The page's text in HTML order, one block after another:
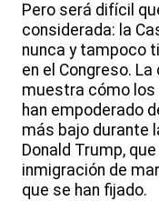
Pero será difícil
considerada: la
nunca y tampoco
en el Congreso.
muestra cómo
han empoderado
más bajo durante
Donald Trump,
inmigración de
que se han fijado.